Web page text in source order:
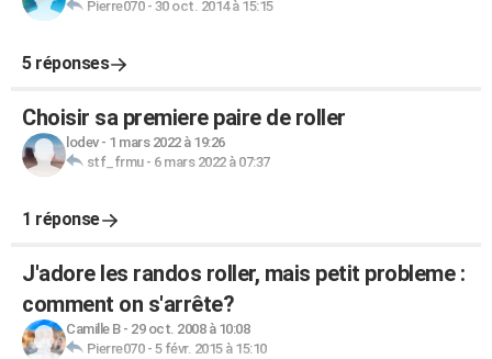
Pierre070- 30 oct. 2014 à 15:15
5 réponses
Choisir sa premiere paire de roller
lodev- 1 mars 2022 à 19:26
stf_frmu- 6 mars 2022 à 07:37
1 réponse
J'adore les randos roller, mais petit probleme :
comment on s'arrête?
Camille B- 29 oct. 2008 à 10:08
Pierre070- 5 févr. 2015 à 15:10